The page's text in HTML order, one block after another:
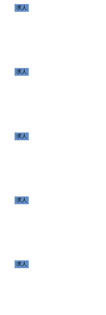
求人
求人
求人
求人
求人